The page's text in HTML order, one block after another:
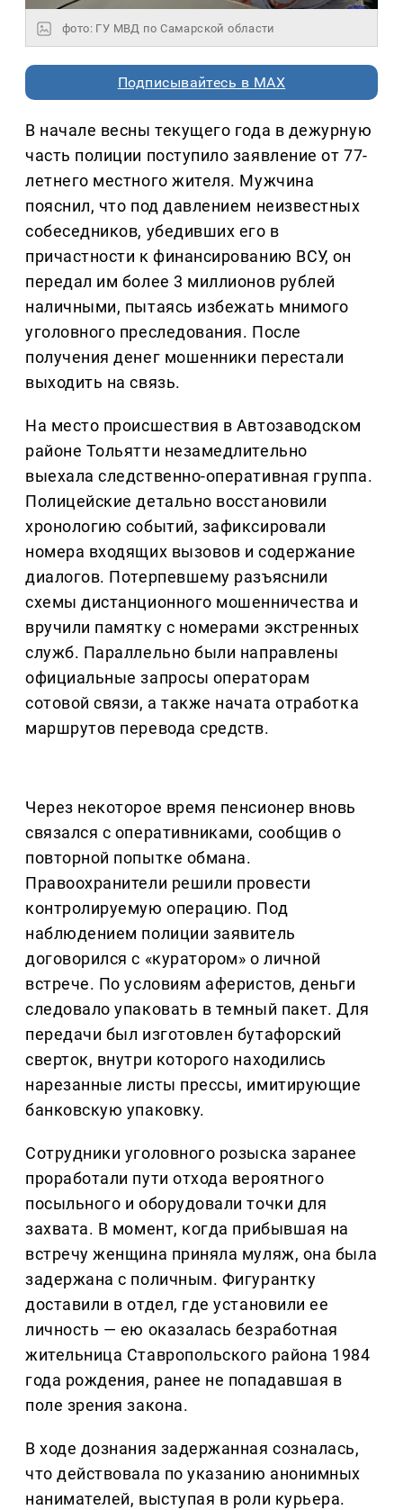
фото: ГУ МВД по Самарской области
Подписывайтесь в MAX
В начале весны текущего года в дежурную
часть полиции поступило заявление от 77-
летнего местного жителя. Мужчина
пояснил, что под давлением неизвестных
собеседников, убедивших его в
причастности к финансированию ВСУ, он
передал им более 3 миллионов рублей
наличными, пытаясь избежать мнимого
уголовного преследования. После
получения денег мошенники перестали
выходить на связь.
На место происшествия в Автозаводском
районе Тольятти незамедлительно
выехала следственно-оперативная группа.
Полицейские детально восстановили
хронологию событий, зафиксировали
номера входящих вызовов и содержание
диалогов. Потерпевшему разъяснили
схемы дистанционного мошенничества и
вручили памятку с номерами экстренных
служб. Параллельно были направлены
официальные запросы операторам
сотовой связи, а также начата отработка
маршрутов перевода средств.
Через некоторое время пенсионер вновь
связался с оперативниками, сообщив о
повторной попытке обмана.
Правоохранители решили провести
контролируемую операцию. Под
наблюдением полиции заявитель
договорился с «куратором» о личной
встрече. По условиям аферистов, деньги
следовало упаковать в темный пакет. Для
передачи был изготовлен бутафорский
сверток, внутри которого находились
нарезанные листы прессы, имитирующие
банковскую упаковку.
Сотрудники уголовного розыска заранее
проработали пути отхода вероятного
посыльного и оборудовали точки для
захвата. В момент, когда прибывшая на
встречу женщина приняла муляж, она была
задержана с поличным. Фигурантку
доставили в отдел, где установили ее
личность — ею оказалась безработная
жительница Ставропольского района 1984
года рождения, ранее не попадавшая в
поле зрения закона.
В ходе дознания задержанная созналась,
что действовала по указанию анонимных
нанимателей, выступая в роли курьера.